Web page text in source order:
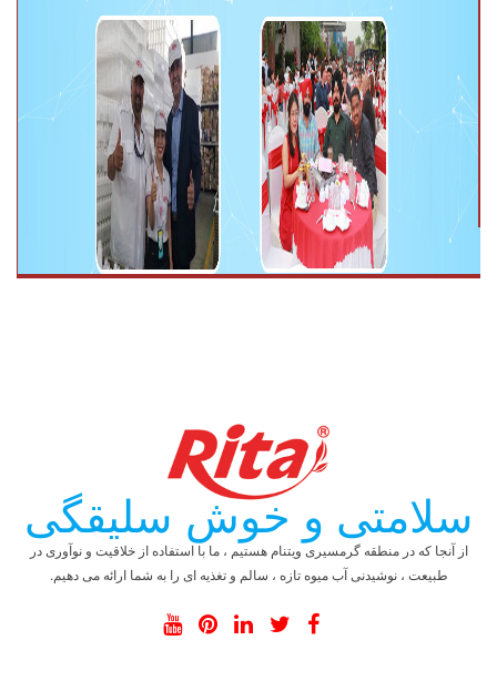
سلامتی و خوش سلیقگی
از آنجا که در منطقه گرمسیری ویتنام هستیم ، ما با استفاده از خلاقیت و نوآوری در
طبیعت ، نوشیدنی آب میوه تازه ، سالم و تغذیه ای را به شما ارائه می دهیم.